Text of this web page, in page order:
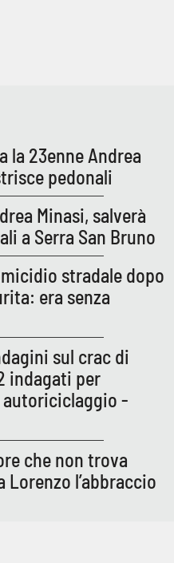
la 23enne Andrea
pedonali
Minasi, salverà
a Serra San Bruno
stradale dopo
era senza
sul crac di
indagati per
-
che non trova
l’abbraccio